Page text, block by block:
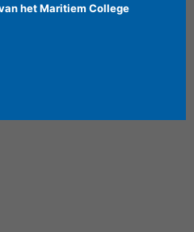
het Maritiem College